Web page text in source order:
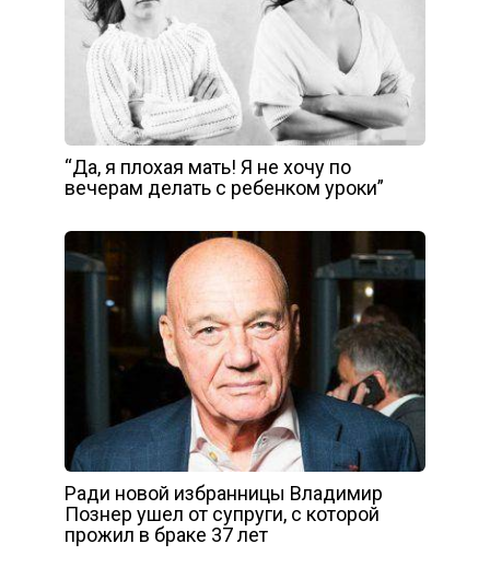
“Да, я плохая мать! Я не хочу по
вечерам делать с ребенком уроки”
Ради новой избранницы Владимир
Познер ушел от супруги, с которой
прожил в браке 37 лет